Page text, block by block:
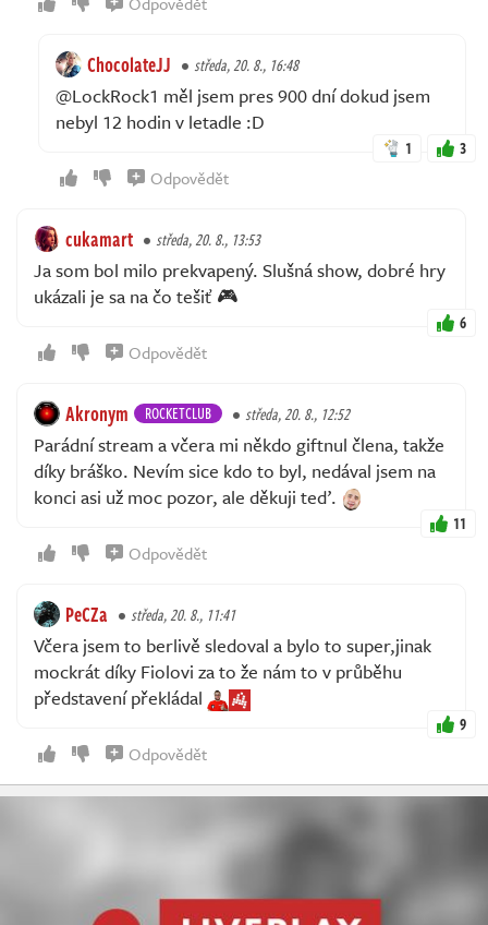
ChocolateJJ středa, 20. 8., 16:48
@LockRock1 měl jsem pres 900 dní dokud jsem
nebyl 12 hodin v letadle :D
1 3
Odpovědět
cukamart středa, 20. 8., 13:53
Ja som bol milo prekvapený. Slušná show, dobré hry
ukázali je sa na čo tešiť 🎮
6
Odpovědět
Akronym ROCKETCLUB středa, 20. 8., 12:52
Parádní stream a včera mi někdo giftnul člena, takže
díky bráško. Nevím sice kdo to byl, nedával jsem na
konci asi už moc pozor, ale děkuji teď.
11
Odpovědět
PeCZa středa, 20. 8., 11:41
Včera jsem to berlivě sledoval a bylo to super,jinak
mockrát díky Fiolovi za to že nám to v průběhu
představení překládal
9
Odpovědět